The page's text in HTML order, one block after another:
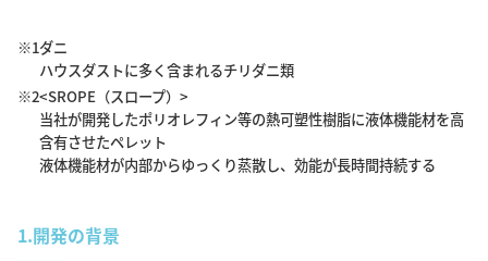
※1ダニ
ハウスダストに多く含まれるチリダニ類
※2<SROPE（スロープ）>
当社が開発したポリオレフィン等の熱可塑性樹脂に液体機能材を高
含有させたペレット
液体機能材が内部からゆっくり蒸散し、効能が長時間持続する
1.開発の背景